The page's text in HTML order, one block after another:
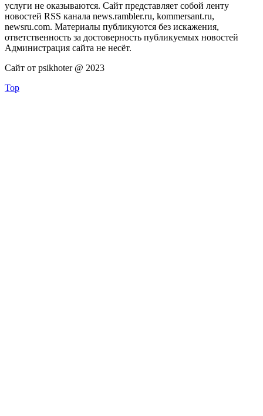
услуги не оказываются. Сайт представляет собой ленту
новостей RSS канала news.rambler.ru, kommersant.ru,
newsru.com. Материалы публикуются без искажения,
ответственность за достоверность публикуемых новостей
Администрация сайта не несёт.
Сайт от psikhoter @ 2023
Top